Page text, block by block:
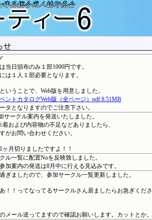
せ
当日頒布のみ１部1000円です。
は１人１部必要となります。
いうことで、Web版を用意しました。
ントカタログWeb版（全ページ）pdf 8.51MB
タとなりますのでご注意下さい。
サークル案内を発送いたしました。
着および内容物の不足などありましたら、
がお問い合わせください。
ヶ月切りましたですよ！！
ル一覧に配置Noを反映致しました。
加案内の発送は8月中に行える見込みです。
ぎましたので、参加サークル一覧更新しました。
！！ってなってるサークルさん居ましたらお急ぎくださ
メール送ってますので確認お願いします。カットとか。